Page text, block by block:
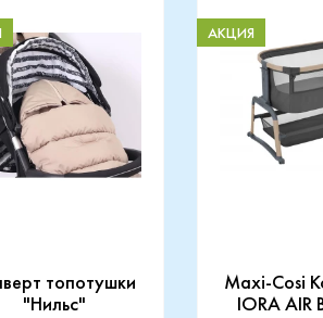
топотушки
"Нильс"
Maxi-Cosi
IORA AIR
АКЦИЯ